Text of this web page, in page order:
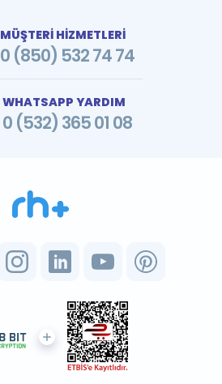
MÜŞTERİ HİZMETLERİ
0 (850) 532 74 74
WHATSAPP YARDIM
0 (532) 365 01 08